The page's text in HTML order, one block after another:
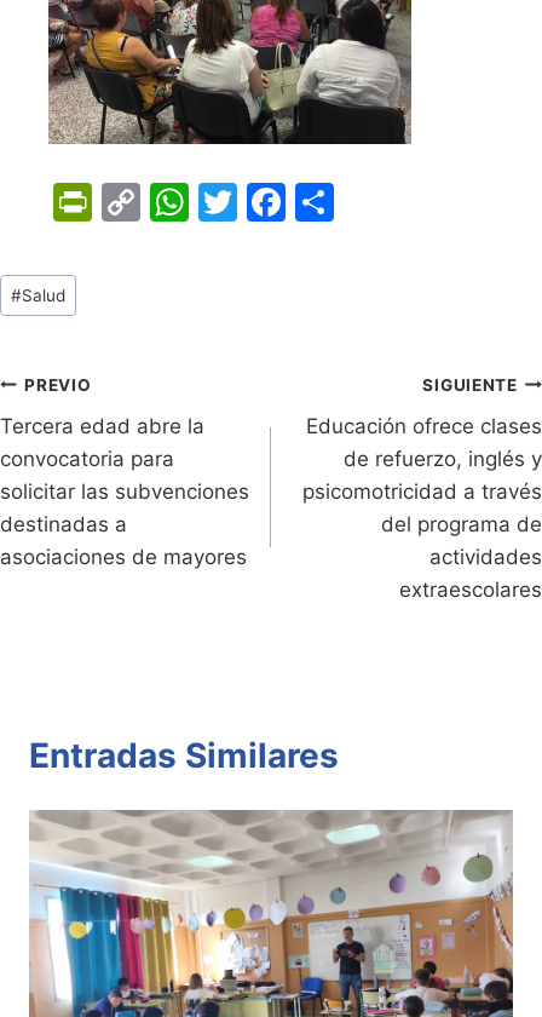
Pr
dl
y
C
k
W
p
T
F
o
Tags
de
#Salud
Navegación
de
entradas
PREVIO
Tercera edad abre la
convocatoria para
solicitar las subvenciones
destinadas a
asociaciones de mayores
SIGUIENTE
Educación ofrece clases
de refuerzo, inglés y
psicomotricidad a través
del programa de
actividades
extraescolares
Entradas Similares